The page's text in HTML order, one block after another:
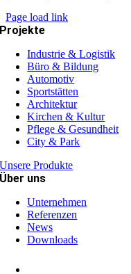
Page load link
Projekte
Industrie & Logistik
Büro & Bildung
Automotiv
Sportstätten
Architektur
Kirchen & Kultur
Pflege & Gesundheit
City & Park
Unsere Produkte
Über uns
Unternehmen
Referenzen
News
Downloads